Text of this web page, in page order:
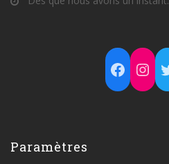
Facebook Instagram Twitter
Paramètres